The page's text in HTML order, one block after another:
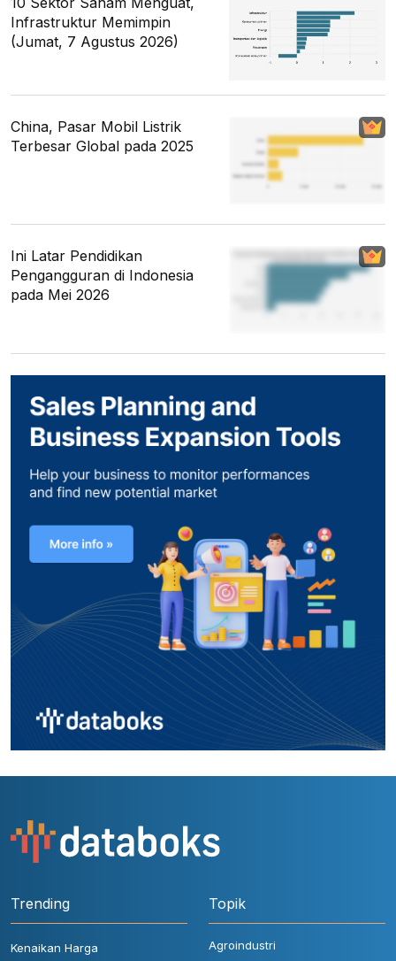
Infrastruktur Memimpin
(Jumat, 7 Agustus 2026)
China, Pasar Mobil Listrik
Terbesar Global pada 2025
Ini Latar Pendidikan
Pengangguran di Indonesia
pada Mei 2026
Trending
Kenaikan Harga
Topik
Agroindustri